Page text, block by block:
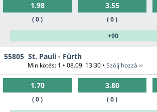
1.98
( 0 )
3.55
( 0 )
+90
55805 St. Pauli - Fürth
Min kötés: 1 • 08.09. 13:30 • Szólj hozzá ››
1.70
( 0 )
3.80
( 0 )